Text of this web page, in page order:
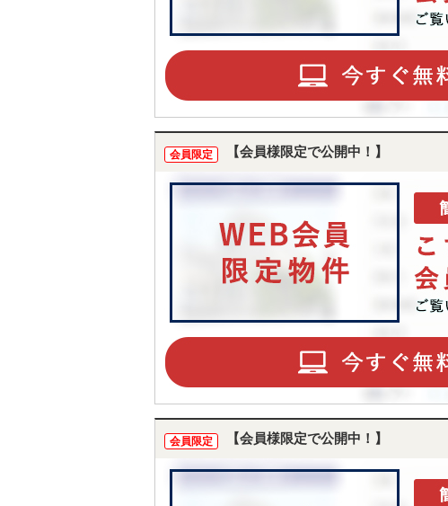
会員限定 【会員様限定で公開中！】
会員限定 【会員様限定で公開中！】